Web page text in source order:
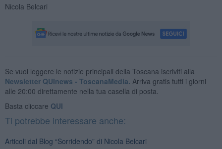
Nicola Belcari
Se vuoi leggere le notizie principali della Toscana iscriviti alla
Newsletter QUInews - ToscanaMedia. Arriva gratis tutti i giorni
alle 20:00 direttamente nella tua casella di posta.
Basta cliccare QUI
Ti potrebbe interessare anche:
Articoli dal Blog “Sorridendo” di Nicola Belcari